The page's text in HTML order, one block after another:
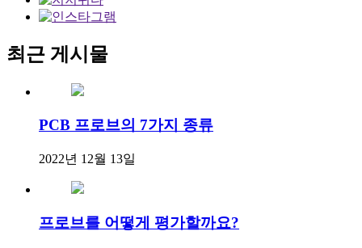
최근 게시물
PCB 프로브의 7가지 종류
2022년 12월 13일
프로브를 어떻게 평가할까요?